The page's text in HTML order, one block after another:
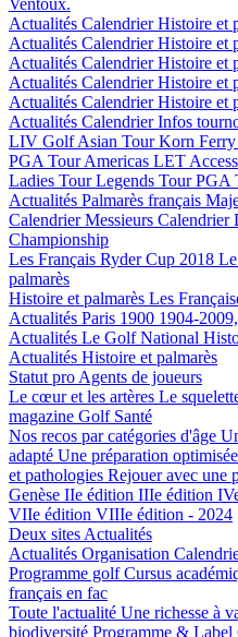
Ventoux.
Actualités CalendrierHistoire et
Actualités CalendrierHistoire et
Actualités CalendrierHistoire et
Actualités CalendrierHistoire et
Actualités CalendrierHistoire et
Actualités CalendrierInfos
LIV GolfAsian TourKorn
PGA Tour Americas LET
Ladies TourLegends TourPGA
Actualités Palmarès français
Calendrier Messieurs Calendrier
Championship
Les Français Ryder Cup 2018
palmarès
Histoire et palmarès Les
Actualités Paris 1900 1904-
Actualités Le Golf National
Actualités Histoire et palmarès
Statut pro Agents de joueurs
Le cœur et les artères Le
magazine Golf Santé
Nos recos par catégories d'âge
adapté Une préparation optimisée
et pathologies Rejouer avec une
Genèse IIe édition IIIe édition
VIIe édition VIIIe édition - 2024
Deux sites Actualités
Actualités Organisation
Programme golfCursus
français en fac
Toute l'actualité Une richesse à
biodiversité Programme &